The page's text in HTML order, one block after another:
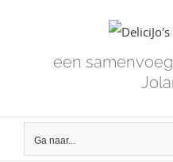
een
Ga naar...